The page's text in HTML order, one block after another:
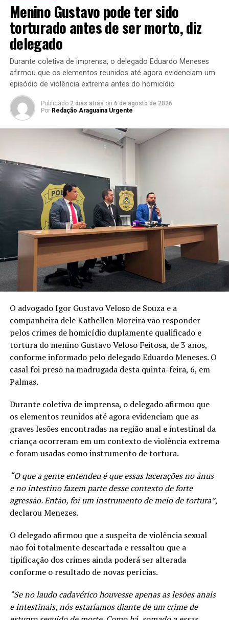
Menino Gustavo pode ter sido
torturado antes de ser morto, diz
delegado
Durante coletiva de imprensa, o delegado Eduardo Meneses
afirmou que os elementos reunidos até agora evidenciam um
episódio de violência extrema antes do homicídio
Publicado 2 dias atrás on 6 de agosto de 2026
Por Redação Araguaina Urgente
O advogado Igor Gustavo Veloso de Souza e a
companheira dele Kathellen Moreira vão responder
pelos crimes de homicídio duplamente qualificado e
tortura do menino Gustavo Veloso Feitosa, de 3 anos,
conforme informado pelo delegado Eduardo Meneses. O
casal foi preso na madrugada desta quinta-feira, 6, em
Palmas.
Durante coletiva de imprensa, o delegado afirmou que
os elementos reunidos até agora evidenciam que as
graves lesões encontradas na região anal e intestinal da
criança ocorreram em um contexto de violência extrema
e foram usadas como instrumento de tortura.
“O que a gente entendeu é que essas lacerações no ânus
e no intestino fazem parte desse contexto de forte
agressão. Então, foi um instrumento de meio de tortura”,
declarou Menezes.
O delegado afirmou que a suspeita de violência sexual
não foi totalmente descartada e ressaltou que a
tipificação dos crimes ainda poderá ser alterada
conforme o resultado de novas perícias.
“Se no laudo cadavérico houvesse apenas as lesões anais
e intestinais, nós estaríamos diante de um crime de